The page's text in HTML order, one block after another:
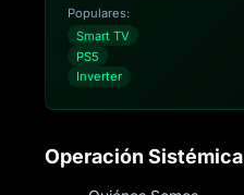
Populares:
Smart TV
PS5
Inverter
Operación Sistémica